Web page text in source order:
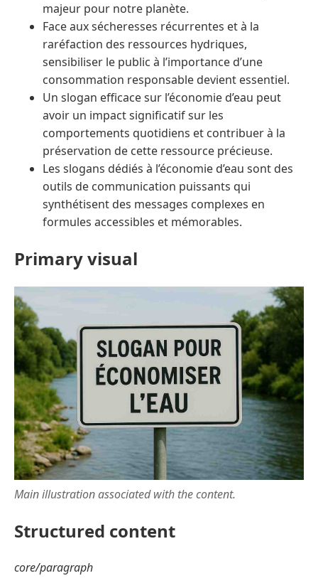
majeur pour notre planète.
Face aux sécheresses récurrentes et à la
raréfaction des ressources hydriques,
sensibiliser le public à l’importance d’une
consommation responsable devient essentiel.
Un slogan efficace sur l’économie d’eau peut
avoir un impact significatif sur les
comportements quotidiens et contribuer à la
préservation de cette ressource précieuse.
Les slogans dédiés à l’économie d’eau sont des
outils de communication puissants qui
synthétisent des messages complexes en
formules accessibles et mémorables.
Primary visual
Main illustration associated with the content.
Structured content
core/paragraph